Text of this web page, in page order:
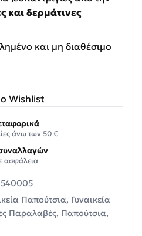
και δερμάτινες
και μη διαθέσιμο
Wishlist
άνω των 50 €
ασφάλεια
Παπούτσια, Γυναικεία
Παραλαβές, Παπούτσια,